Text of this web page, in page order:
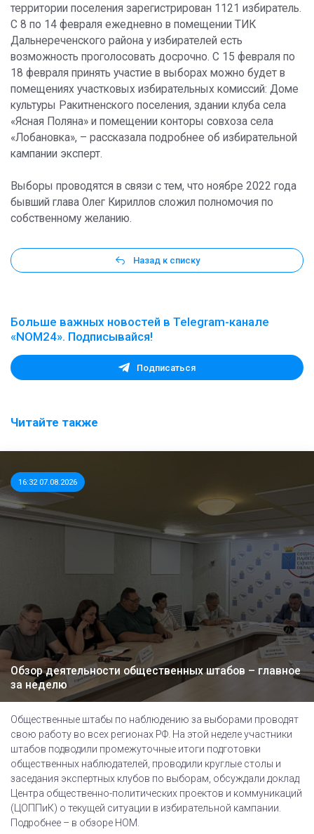
территории поселения зарегистрирован 1121 избиратель.
С 8 по 14 февраля ежедневно в помещении ТИК
Дальнереченского района у избирателей есть
возможность проголосовать досрочно. С 15 февраля по
18 февраля принять участие в выборах можно будет в
помещениях участковых избирательных комиссий: Доме
культуры Ракитненского поселения, здании клуба села
«Ясная Поляна» и помещении конторы совхоза села
«Лобановка», – рассказала подробнее об избирательной
кампании эксперт.
Выборы проводятся в связи с тем, что ноябре 2022 года
бывший глава Олег Кириллов сложил полномочия по
собственному желанию.
Назад к списку
Больше важных новостей в Telegram-канале
«NOM24». Подписывайся!
Подписаться
Читайте также
16:32 07.08.2026
Обзор деятельности общественных штабов – главное
за неделю
Общественные штабы по наблюдению за выборами проводят
свою работу во всех регионах РФ. На этой неделе участники
штабов подводили промежуточные итоги подготовки
общественных наблюдателей, проводили круглые столы и
заседания экспертных клубов по выборам, обсуждали доклад
Центра общественно-политических проектов и коммуникаций
(ЦОППиК) о текущей ситуации в избирательной кампании.
Подробнее – в обзоре НОМ.